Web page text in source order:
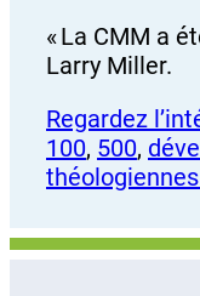
« La CMM a
Larry Miller.
Regardez
100, 500,